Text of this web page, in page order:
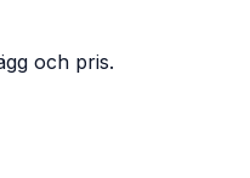
och pris.